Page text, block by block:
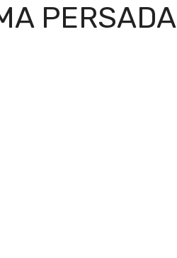
PERSADA